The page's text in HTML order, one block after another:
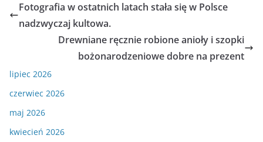
Fotografia w ostatnich latach stała się w Polsce
nadzwyczaj kultowa.
Drewniane ręcznie robione anioły i szopki
bożonarodzeniowe dobre na prezent
lipiec 2026
czerwiec 2026
maj 2026
kwiecień 2026